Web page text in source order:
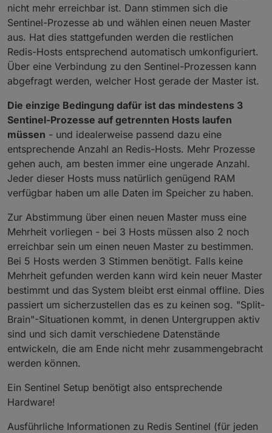
nicht mehr erreichbar ist. Dann stimmen sich die
Sentinel-Prozesse ab und wählen einen neuen Master
aus. Hat dies stattgefunden werden die restlichen
Redis-Hosts entsprechend automatisch umkonfiguriert.
Über eine Verbindung zu den Sentinel-Prozessen kann
abgefragt werden, welcher Host gerade der Master ist.
Die einzige Bedingung dafür ist das mindestens 3
Sentinel-Prozesse auf getrennten Hosts laufen
müssen - und idealerweise passend dazu eine
entsprechende Anzahl an Redis-Hosts. Mehr Prozesse
gehen auch, am besten immer eine ungerade Anzahl.
Jeder dieser Hosts muss natürlich genügend RAM
verfügbar haben um alle Daten im Speicher zu haben.
Zur Abstimmung über einen neuen Master muss eine
Mehrheit vorliegen - bei 3 Hosts müssen also 2 noch
erreichbar sein um einen neuen Master zu bestimmen.
Bei 5 Hosts werden 3 Stimmen benötigt. Falls keine
Mehrheit gefunden werden kann wird kein neuer Master
bestimmt und das System bleibt erst einmal offline. Dies
passiert um sicherzustellen das es zu keinen sog. "Split-
Brain"-Situationen kommt, in denen Untergruppen aktiv
sind und sich damit verschiedene Datenstände
entwickeln, die am Ende nicht mehr zusammengebracht
werden können.
Ein Sentinel Setup benötigt also entsprechende
Hardware!
Ausführliche Informationen zu Redis Sentinel (für jeden